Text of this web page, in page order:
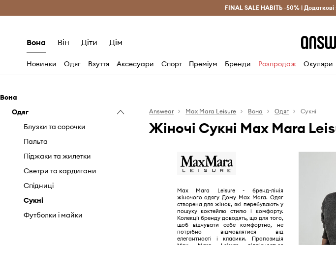
Безкоштовна доставка з ЄС (від 2800 грн) Лише оригінальні товари
FINAL SALE НАВІТЬ -50% |
Вона Він Діти Дім
Новинки Одяг Взуття Аксесуари Спорт Преміум Бренди Розпродаж Окуляри
Вона
Одяг
Блузки та сорочки
Пальта
Піджаки та жилетки
Светри та кардигани
Спідниці
Сукні
Футболки і майки
Answear Max Mara Leisure Вона Одяг Сукні
Жіночі Сукні Max Mara
Max Mara Leisure - бренд-лінія
жіночого одягу Дому Max Mara. Одяг
створена для жінок, які перебувають у
пошуку коктейлю стилю і комфорту.
Колекції бренду доводять, що для того,
щоб відчувати себе комфортно, не
потрібно відмовлятися від
елегантності і класики. Пропозиція
Max Mara Leisure відрізняється